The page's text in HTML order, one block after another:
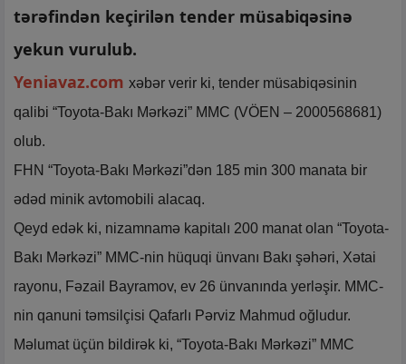
tərəfindən keçirilən tender müsabiqəsinə
yekun vurulub.
Yeniavaz.com xəbər verir ki, tender müsabiqəsinin
qalibi “Toyota-Bakı Mərkəzi” MMC (VÖEN – 2000568681)
olub.
FHN “Toyota-Bakı Mərkəzi”dən 185 min 300 manata bir
ədəd minik avtomobili alacaq.
Qeyd edək ki, nizamnamə kapitalı 200 manat olan “Toyota-
Bakı Mərkəzi” MMC-nin hüquqi ünvanı Bakı şəhəri, Xətai
rayonu, Fəzail Bayramov, ev 26 ünvanında yerləşir. MMC-
nin qanuni təmsilçisi Qafarlı Pərviz Mahmud oğludur.
Məlumat üçün bildirək ki, “Toyota-Bakı Mərkəzi” MMC